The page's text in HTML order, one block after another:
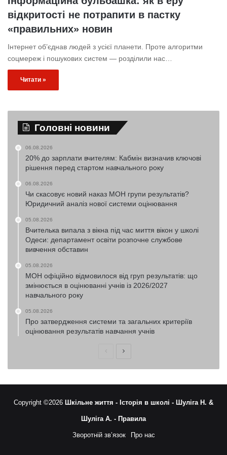
відкритості не потрапити в пастку
«правильних» новин
Інтернет об’єднав людей з усієї планети. Проте алгоритми
соцмереж і пошукових систем — розділили нас…
Читати »
Головні новини
06.08.2026
20% до зарплати вчителям: Кабмін визначив ключові
рішення перед стартом навчального року
06.08.2026
Чи скасовує новий наказ МОН групи результатів?
Юридичний аналіз нової системи оцінювання
05.08.2026
Вчителька випала з вікна під час миття вікон у школі
Одеси: департамент освіти розпочне службове
вивчення обставин
05.08.2026
МОН офіційно відмовилося від груп результатів: що
змінюється в оцінюванні учнів із 2026/2027
навчального року
05.08.2026
Про затвердження системи та загальних критеріїв
оцінювання результатів навчання учнів
ПопередняНаступна
Copyright ©2026 Шкільне життя - Історія в школі - Шуліга Н. &
Шуліга А. - Правила
Зворотній зв’язок Про нас